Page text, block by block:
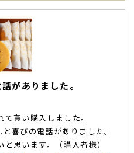
がありました。
て貰い購入しました。
喜びの電話がありました。
思います。（購入者様）